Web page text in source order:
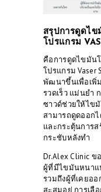
สรุปการดูดไข
โปรแกรม
คือการดูดไขมันโ
โปรแกรมVaser
พัฒนาขึ้นเพื่อเพิ่
รวดเร็ว แม่นยำ
ซาวด์ช่วยให้ไข
สามารถดูดออก
และกระตุ้นการส
กระชับหลังทำ
Dr.Alex Clinic ข
ผู้ที่มีไขมันหนาแ
รวมถึงผู้ที่เคยอ
สะสมอยู่ การเลื